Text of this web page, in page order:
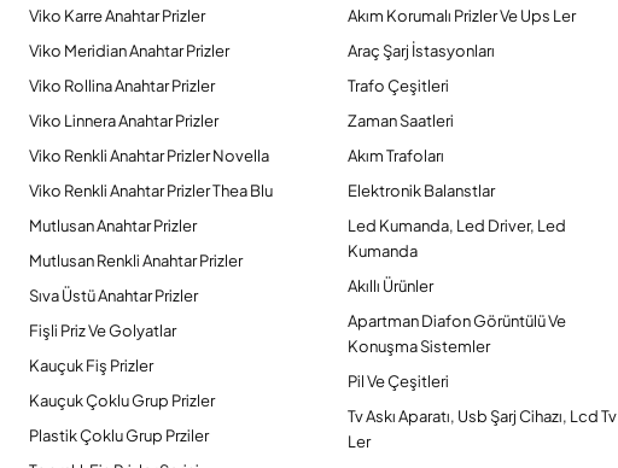
Viko Karre Anahtar Prizler
Viko Meridian Anahtar Prizler
Viko Rollina Anahtar Prizler
Viko Linnera Anahtar Prizler
Viko Renkli Anahtar Prizler Novella
Viko Renkli Anahtar Prizler Thea Blu
Mutlusan Anahtar Prizler
Mutlusan Renkli Anahtar Prizler
Sıva Üstü Anahtar Prizler
Fişli Priz Ve Golyatlar
Kauçuk Fiş Prizler
Kauçuk Çoklu Grup Prizler
Plastik Çoklu Grup Prziler
Akım Korumalı Prizler Ve Ups Ler
Araç Şarj İstasyonları
Trafo Çeşitleri
Zaman Saatleri
Akım Trafoları
Elektronik Balanstlar
Led Kumanda, Led Driver, Led
Kumanda
Akıllı Ürünler
Apartman Diafon Görüntülü Ve
Konuşma Sistemler
Pil Ve Çeşitleri
Tv Askı Aparatı, Usb Şarj Cihazı, Lcd Tv
Ler